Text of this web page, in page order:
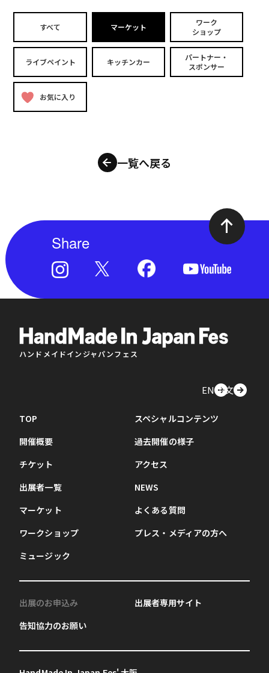
すべて マーケット
ワーク
ショップ
ライブペイント キッチンカー
パートナー・
スポンサー
お気に入り
一覧へ戻る
Share
ハンドメイドインジャパンフェス
EN中文
TOP
開催概要
チケット
出展者一覧
マーケット
ワークショップ
ミュージック
スペシャルコンテンツ
過去開催の様子
アクセス
NEWS
よくある質問
プレス・メディアの方へ
出展のお申込み
告知協力のお願い
出展者専用サイト